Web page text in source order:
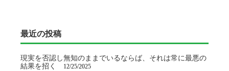
最近の投稿
現実を否認し無知のままでいるならば、それは常に最悪の
結果を招く
12/25/2025